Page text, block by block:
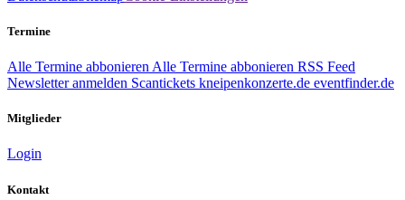
Termine
Alle Termine abbonieren Alle Termine abbonieren RSS Feed
Newsletter anmelden Scantickets kneipenkonzerte.de eventfinder.de
Mitglieder
Login
Kontakt